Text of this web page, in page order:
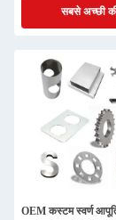
सबसे अच्छी
OEM कस्टम स्वर्ण